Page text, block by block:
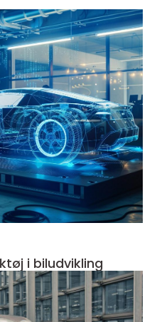
i biludvikling